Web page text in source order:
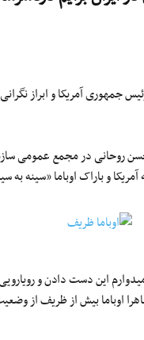
آمریکا و ابراز نگرانی
روحانی در مجمع عمومی
و باراک اوباما «سینه
این دست دادن و
اوباما بیش از ظریف از